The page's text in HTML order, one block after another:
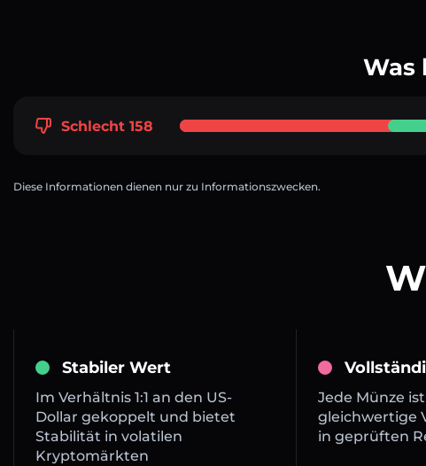
Was
Schlecht 158
Diese Informationen dienen nur zu Informationszwecken.
Stabiler Wert
Im Verhältnis 1:1 an den US-
Dollar gekoppelt und bietet
Stabilität in volatilen
Kryptomärkten
Jede Münze
gleichwertige
in geprüften